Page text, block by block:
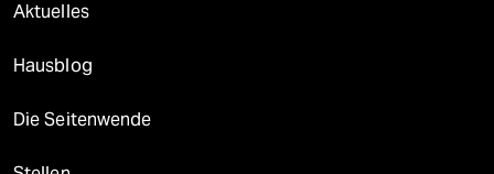
Aktuelles
Hausblog
Die Seitenwende